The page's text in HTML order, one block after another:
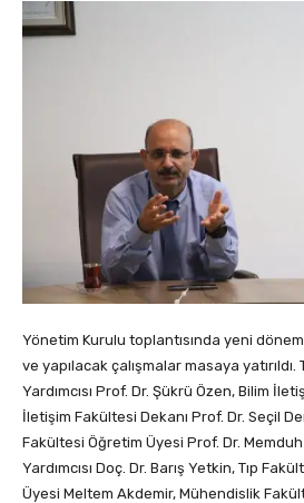
Yönetim Kurulu toplantısında yeni
ve yapılacak çalışmalar masaya
Yardımcısı Prof. Dr. Şükrü Özen, Bilim
İletişim Fakültesi Dekanı Prof. Dr. Seçil
Fakültesi Öğretim Üyesi Prof. Dr.
Yardımcısı Doç. Dr. Barış Yetkin, Tıp
Üyesi Meltem Akdemir, Mühendislik